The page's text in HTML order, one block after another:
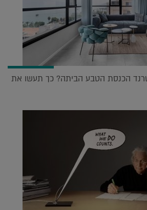
הכנסת הטבע הביתה? כך תעשו את